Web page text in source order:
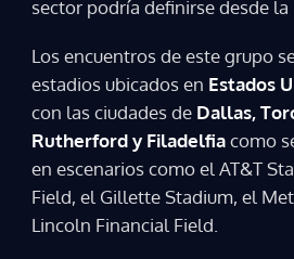
sector podría definirse desde la
Los encuentros de este grupo
estadios ubicados en Estados
con las ciudades de Dallas,
Rutherford y Filadelfiacomo
en escenarios como el AT&T
Field, el Gillette Stadium, el
Lincoln Financial Field.